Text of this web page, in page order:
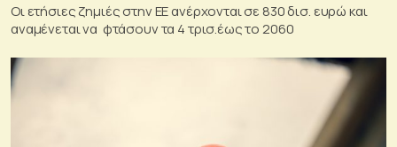
Οι ετήσιες ζημιές στην ΕΕ ανέρχονται σε 830 δισ. ευρώ και
αναμένεται να φτάσουν τα 4 τρισ.έως το 2060